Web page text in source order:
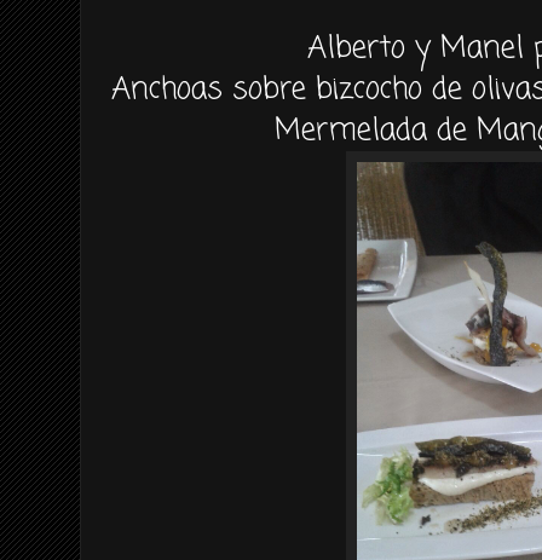
Alberto y Manel
Anchoas sobre bizcocho de
Mermelada de